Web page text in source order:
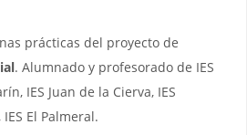
prácticas del proyecto de
. Alumnado y profesorado de IES
IES Juan de la Cierva, IES
El Palmeral.